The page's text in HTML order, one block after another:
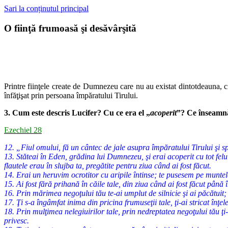
Sari la conținutul principal
O fiinţă frumoasă şi desăvârşită
Printre fiinţele create de Dumnezeu care nu au existat
înfăţişat prin persoana împăratului Tirului.
3. Cum este descris Lucifer? Cu ce era el „acoperit”? Ce
Ezechiel 28
12. „Fiul omului, fă un cântec de jale asupra împăratului Tirului şi
13. Stăteai în Eden, grădina lui Dumnezeu, şi erai acoperit cu tot
flautele erau în slujba ta, pregătite pentru ziua când ai fost făcut.
14. Erai un heruvim ocrotitor cu aripile întinse; te pusesem pe
15. Ai fost fără prihană în căile tale, din ziua când ai fost făcut până
16. Prin mărimea negoţului tău te-ai umplut de silnicie şi ai
17. Ţi s-a îngâmfat inima din pricina frumuseţii tale, ţi-ai stricat
18. Prin mulţimea nelegiuirilor tale, prin nedreptatea negoţului tău
privesc.